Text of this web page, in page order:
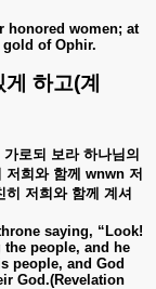
honored women; at
of Ophir.
하고(계
가로되 보라 하나님의
저희와 함께 wnwn 저
히 저희와 함께 계셔
saying, “Look!
people, and he
people, and God
God.(Revelation